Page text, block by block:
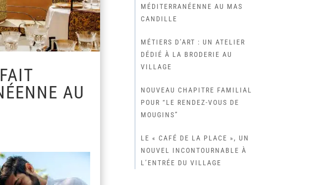
AU
MÉDITERRANÉENNE AU MAS
CANDILLE
MÉTIERS D’ART : UN ATELIER
DÉDIÉ À LA BRODERIE AU
VILLAGE
NOUVEAU CHAPITRE FAMILIAL
POUR “LE RENDEZ-VOUS DE
MOUGINS”
LE « CAFÉ DE LA PLACE », UN
NOUVEL INCONTOURNABLE À
L’ENTRÉE DU VILLAGE